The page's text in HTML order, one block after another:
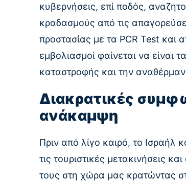
κυβερνήσεις, επί ποδός,
κραδασμούς από τις
προστασίας με τα PCR Test και
εμβολιασμοί φαίνεται να είναι
καταστροφής και την
Διακρατικές
ανάκαμψη
Πριν από λίγο καιρό, το Ισραήλ
τις τουριστικές μετακινήσεις
τους στη χώρα μας κρατώντας